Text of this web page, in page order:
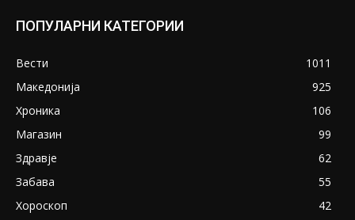
ПОПУЛАРНИ КАТЕГОРИИ
Вести
1011
Македонија
925
Хроника
106
Магазин
99
Здравје
62
Забава
55
Хороскоп
42